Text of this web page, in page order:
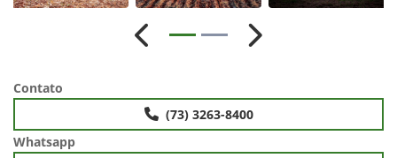
Anterior Próximo
Contato
(73) 3263-8400
Whatsapp